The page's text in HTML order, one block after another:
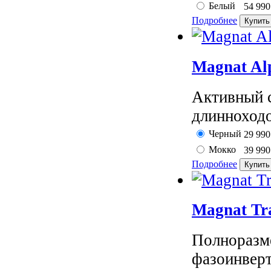
Белый
54
Подробнее
Magnat
Активный
Черный 29
Мокко
39
Подробнее
Magnat